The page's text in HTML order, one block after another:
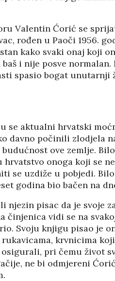
Valentin Ćorić se
rođen u Paoči 1956.
kako svaki onaj koji
i nije posve normalan.
spasio bogat unutarnji
se aktualni hrvatski
davno počinili zlodjela
ove zemlje.
onoga koji se
se uzdiže u pobjedi.
godina bio bačen na
njezin pisac da je svoje
činjenica vidi se na
Svoju knjigu pisao je
krvnicima koji
pri čemu život
ne bi odmjereni
POKLONICI BRANKA
08/12/2025